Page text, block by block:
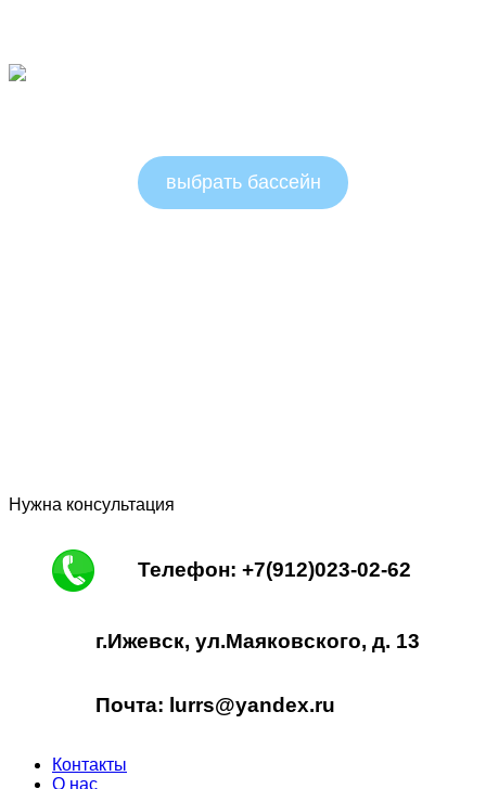
выбрать бассейн
Нужна консультация
Телефон: +7(912)023-02-62
г.Ижевск, ул.Маяковского, д. 13
Почта: lurrs@yandex.ru
Контакты
О нас